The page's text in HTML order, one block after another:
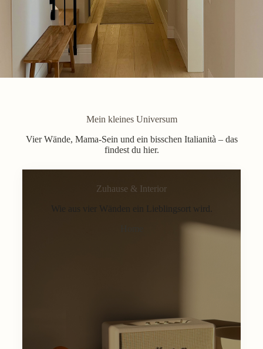
Mein kleines Universum
Vier Wände, Mama-Sein und ein bisschen Italianità – das
findest du hier.
Zuhause & Interior
Wie aus vier Wänden ein Lieblingsort wird.